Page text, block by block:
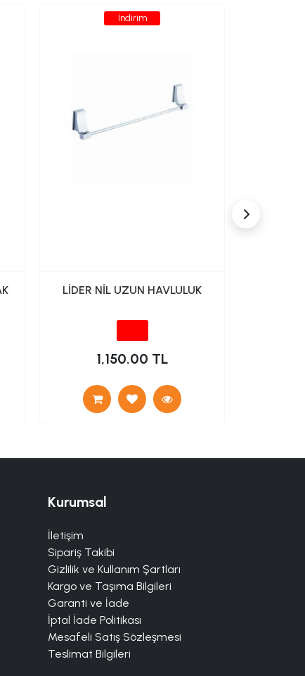
İndirim
LİDER NİL UZUN HAVLULUK
1,150.00 TL
Kurumsal
İletişim
Sipariş Takibi
Gizlilik ve Kullanım Şartları
Kargo ve Taşıma Bilgileri
Garanti ve İade
İptal İade Politikası
Mesafeli Satış Sözleşmesi
Teslimat Bilgileri